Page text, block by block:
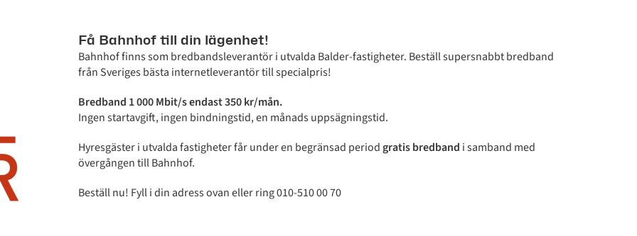
Få Bahnhof till din lägenhet!
Bahnhof finns som bredbandsleverantör i utvalda Balder-fastigheter. Beställ supersnabbt bredband
från Sveriges bästa internetleverantör till specialpris!
Bredband 1 000 Mbit/s endast 350 kr/mån.
Ingen startavgift, ingen bindningstid, en månads uppsägningstid.
Hyresgäster i utvalda fastigheter får under en begränsad periodgratis bredband i samband med
övergången till Bahnhof.
Beställ nu! Fyll i din adress ovan eller ring 010-510 00 70